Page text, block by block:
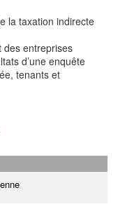
la taxation indirecte
des entreprises
d’une enquête
tenants et